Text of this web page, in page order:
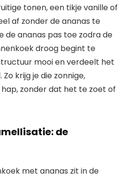
tonen, een tikje vanille of
af zonder de ananas te
de ananas pas toe zodra de
droog begint te
mooi en verdeelt het
krijg je die zonnige,
zonder dat het te zoet of
de
met ananas zit in de